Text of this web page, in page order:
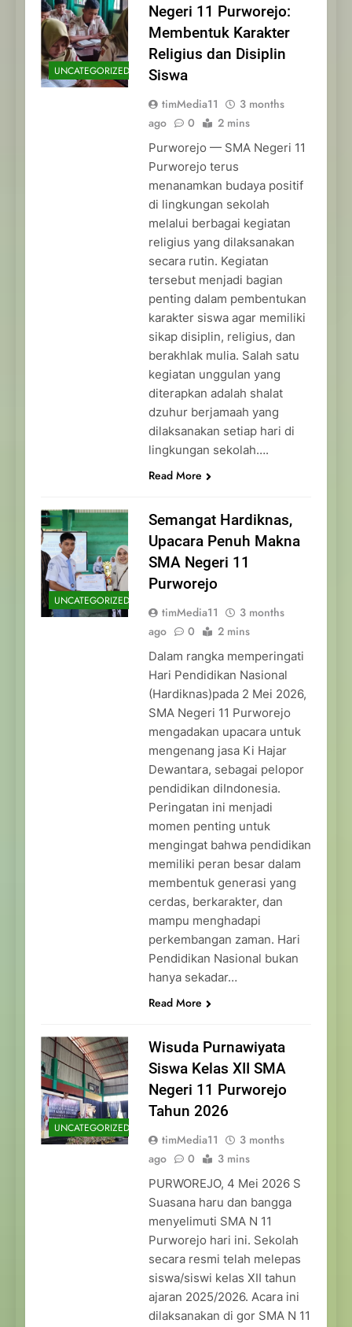
UNCATEGORIZED
Negeri 11 Purworejo:
Membentuk Karakter
Religius dan Disiplin
Siswa
timMedia11
3 months
ago
0 2 mins
Purworejo — SMA Negeri 11
Purworejo terus
menanamkan budaya positif
di lingkungan sekolah
melalui berbagai kegiatan
religius yang dilaksanakan
secara rutin. Kegiatan
tersebut menjadi bagian
penting dalam pembentukan
karakter siswa agar memiliki
sikap disiplin, religius, dan
berakhlak mulia. Salah satu
kegiatan unggulan yang
diterapkan adalah shalat
dzuhur berjamaah yang
dilaksanakan setiap hari di
lingkungan sekolah….
Read More
UNCATEGORIZED
Semangat Hardiknas,
Upacara Penuh Makna
SMA Negeri 11
Purworejo
timMedia11
3 months
ago
0 2 mins
Dalam rangka memperingati
Hari Pendidikan Nasional
(Hardiknas)pada 2 Mei 2026,
SMA Negeri 11 Purworejo
mengadakan upacara untuk
mengenang jasa Ki Hajar
Dewantara, sebagai pelopor
pendidikan diIndonesia.
Peringatan ini menjadi
momen penting untuk
mengingat bahwa pendidikan
memiliki peran besar dalam
membentuk generasi yang
cerdas, berkarakter, dan
mampu menghadapi
perkembangan zaman. Hari
Pendidikan Nasional bukan
hanya sekadar…
Read More
UNCATEGORIZED
Wisuda Purnawiyata
Siswa Kelas XII SMA
Negeri 11 Purworejo
Tahun 2026
timMedia11
3 months
ago
0 3 mins
PURWOREJO, 4 Mei 2026 S
Suasana haru dan bangga
menyelimuti SMA N 11
Purworejo hari ini. Sekolah
secara resmi telah melepas
siswa/siswi kelas XII tahun
ajaran 2025/2026. Acara ini
dilaksanakan di gor SMA N 11